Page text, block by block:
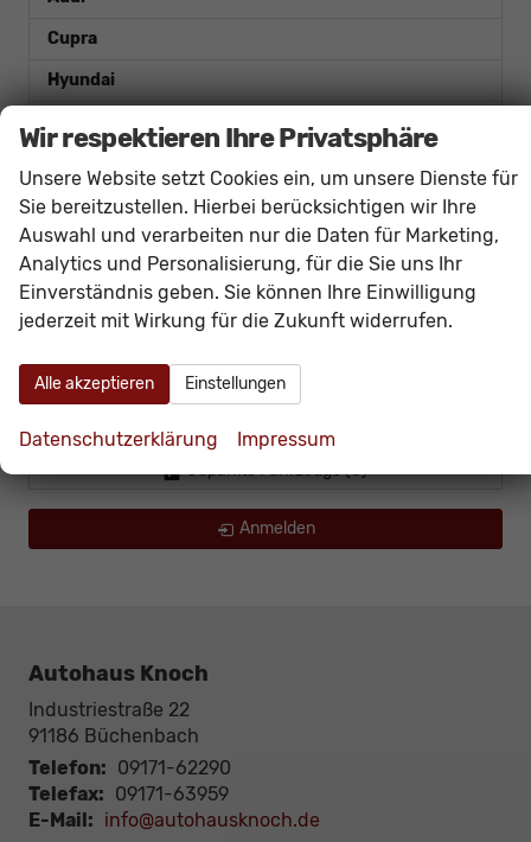
Cupra
Hyundai
Opel
SEAT
Skoda
Volkswagen
BESTELLFAHRZEUGE
Geparkte Fahrzeuge (0)
Anmelden
Autohaus Knoch
Industriestraße 22
91186 Büchenbach
Telefon: 09171-62290
Telefax: 09171-63959
E-Mail: info@autohausknoch.de
Wir respektieren Ihre Privatsphäre
Unsere Website setzt Cookies ein, um unsere Dienste für
Sie bereitzustellen. Hierbei berücksichtigen wir Ihre
Auswahl und verarbeiten nur die Daten für Marketing,
Analytics und Personalisierung, für die Sie uns Ihr
Einverständnis geben. Sie können Ihre Einwilligung
jederzeit mit Wirkung für die Zukunft widerrufen.
Alle akzeptieren Einstellungen
Datenschutzerklärung Impressum